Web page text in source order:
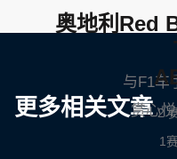
更多相关文章
奥地利Red
与F1车
2
赏心
1